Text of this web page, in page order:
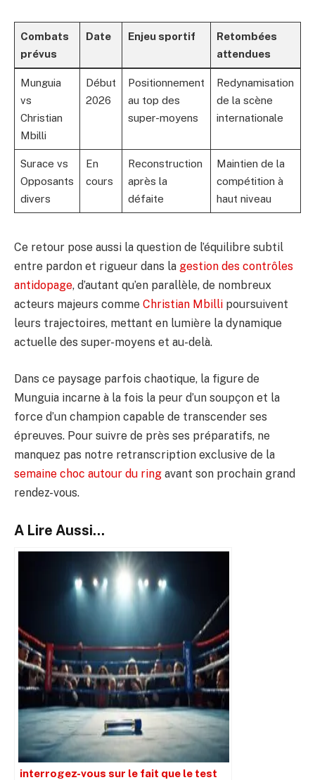
Combats
prévus
Date Enjeu sportif
Retombées
attendues
Munguia
vs
Christian
Mbilli
Début
2026
Positionnement
au top des
super-moyens
Redynamisation
de la scène
internationale
Surace vs
Opposants
divers
En
cours
Reconstruction
après la
défaite
Maintien de la
compétition à
haut niveau
Ce retour pose aussi la question de l’équilibre subtil
entre pardon et rigueur dans la gestion des contrôles
antidopage, d’autant qu’en parallèle, de nombreux
acteurs majeurs comme Christian Mbilli poursuivent
leurs trajectoires, mettant en lumière la dynamique
actuelle des super-moyens et au-delà.
Dans ce paysage parfois chaotique, la figure de
Munguia incarne à la fois la peur d’un soupçon et la
force d’un champion capable de transcender ses
épreuves. Pour suivre de près ses préparatifs, ne
manquez pas notre retranscription exclusive de la
semaine choc autour du ring avant son prochain grand
rendez-vous.
A Lire Aussi...
interrogez-vous sur le fait que le test